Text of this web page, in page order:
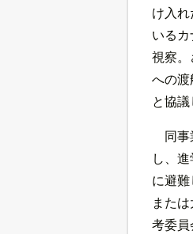
け入
いる
視察
への
と協
同
し、
に避
また
考委